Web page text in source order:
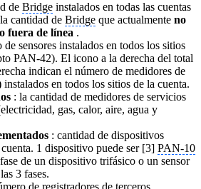
de Bridge instalados en todas las cuentas
cantidad de Bridge que actualmente no
fuera de línea .
de sensores instalados en todos los sitios
PAN-42). El icono a la derecha del total
indican el número de medidores de
en todos los sitios de la cuenta.
: la cantidad de medidores de servicios
gas, calor, aire, agua y
: cantidad de dispositivos
1 dispositivo puede ser [3] PAN-10
de un dispositivo trifásico o un sensor
3 fases.